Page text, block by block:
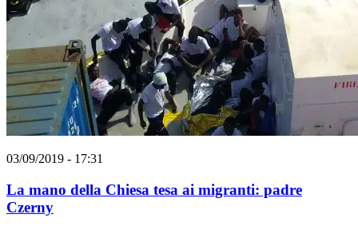
03/09/2019 - 17:31
La mano della Chiesa tesa ai migranti: padre
Czerny